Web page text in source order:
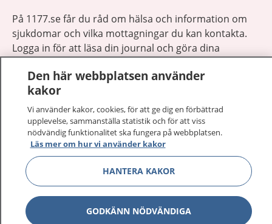
På 1177.se får du råd om hälsa och information om
sjukdomar och vilka mottagningar du kan kontakta.
Logga in för att läsa din journal och göra dina
sjukvårdsrådgivning dygnet runt.
1177 ger dig råd när du vill må bättre.
1177 på flera språk Visa
Om 1177 Visa
Den här webbplatsen använder
kakor
Vi använder kakor, cookies, för att ge dig en förbättrad
upplevelse, sammanställa statistik och för att viss
nödvändig funktionalitet ska fungera på webbplatsen.
Läs mer om hur vi använder kakor
HANTERA KAKOR
GODKÄNN NÖDVÄNDIGA